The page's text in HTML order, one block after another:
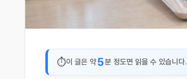
이 글은 약5분 정도면 읽을 수 있습니다.